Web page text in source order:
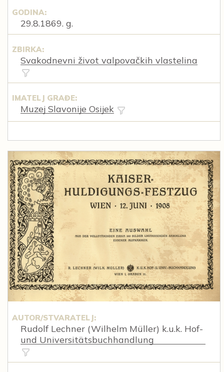
GODINA:
29.8.1869. g.
ZBIRKA:
Svakodnevni život valpovačkih vlastelina
IMATELJ GRAĐE:
Muzej Slavonije Osijek
AUTOR/STVARATELJ:
Rudolf Lechner (Wilhelm Müller) k.u.k. Hof-
und Universitätsbuchhandlung